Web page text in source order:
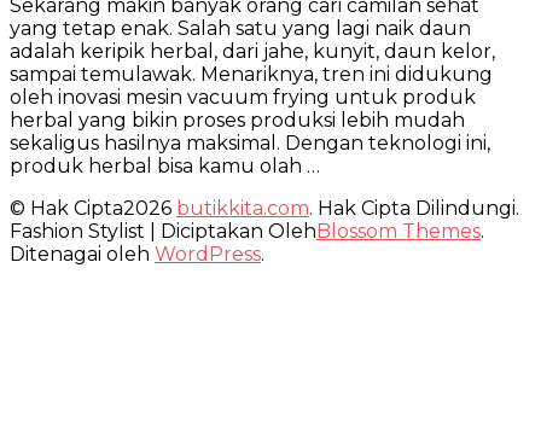
Mesin
Frying
untuk
Produk
Herbal
Sekarang makin banyak orang cari camilan sehat
yang tetap enak. Salah satu yang lagi naik daun
adalah keripik herbal, dari jahe, kunyit, daun kelor,
sampai temulawak. Menariknya, tren ini didukung
oleh inovasi mesin vacuum frying untuk produk
herbal yang bikin proses produksi lebih mudah
sekaligus hasilnya maksimal. Dengan teknologi ini,
produk herbal bisa kamu olah …
© Hak Cipta2026 butikkita.com. Hak Cipta Dilindungi.
Fashion Stylist | Diciptakan OlehBlossom Themes.
Ditenagai oleh WordPress.